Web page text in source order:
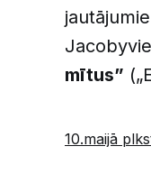
mītus”
10.maijā